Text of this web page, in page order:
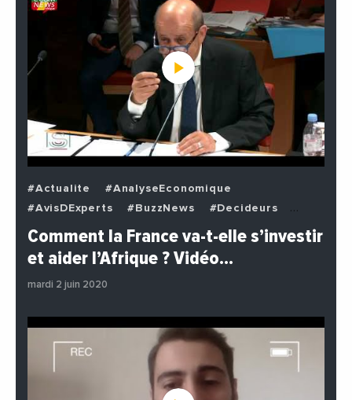
#Actualite
#AnalyseEconomique
#AvisDExperts
#BuzzNews
#Decideurs
#EchangesMediterraneens
#Economie
#Politique
Comment la France va-t-elle s’investir
et aider l’Afrique ? Vidéo…
mardi 2 juin 2020